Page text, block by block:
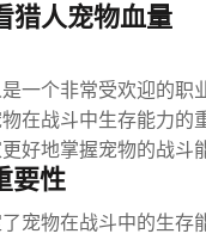
猎人宠物血量
一个非常受欢迎的职
在战斗中生存能力
好地掌握宠物的战斗
要性
宠物在战斗中的生存